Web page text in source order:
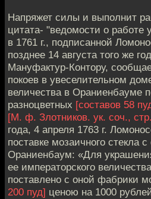
Напряжет силы и выполнит
цитата- "ведомости о работе
в 1761 г., подписанной
позднее 14 августа того же
Мануфактур-Контору,
покоев в увеселительном
величества в Ораниенбауме
разноцветных [составов 58
[М. ф. Злотников. ук. соч.,
года, 4 апреля 1763 г.
поставке мозаичного стекла
Ораниенбаум: «Для
ее императорского
поставлено с оной фабрики
200 пуд] ценою на 1000